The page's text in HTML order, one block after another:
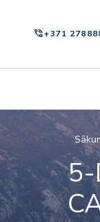
phone_in_talk+371
5-